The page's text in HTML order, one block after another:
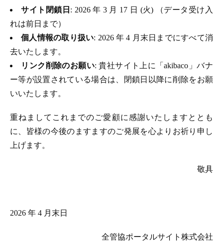
サイト閉鎖日 : 2026 年 3 月 17 日 (火) （データ受け入
れは前日まで）
個人情報の取り扱い: 2026 年 4 月末日までにすべて消
去いたします。
リンク削除のお願い: 貴社サイト上に「akibaco」バナ
ー等が設置されている場合は、閉鎖日以降に削除をお願
いいたします。
重ねましてこれまでのご愛顧に感謝いたしますととも
に、皆様の今後のますますのご発展を心よりお祈り申し
上げます。
敬具
2026 年 4 月末日
全管協ポータルサイト株式会社